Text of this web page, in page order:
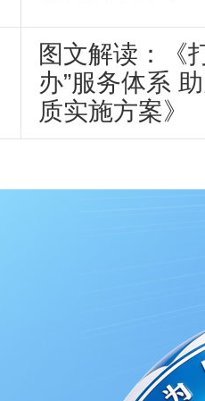
图文解读：《
办”服务体系
质实施方案》